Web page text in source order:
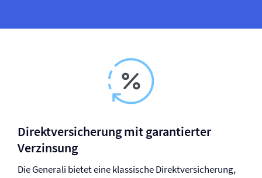
Direkt­versicherung mit garantierter
Verzinsung
Die Generali bietet eine klassische Direkt­versicherung,